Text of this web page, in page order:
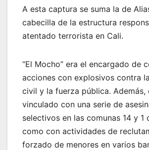
A esta captura se suma la de
cabecilla de la estructura
atentado terrorista en Cali.
“El Mocho” era el encargado de
acciones con explosivos contra
civil y la fuerza pública. Además,
vinculado con una serie de
selectivos en las comunas 14 y 1
como con actividades de
forzado de menores en varios